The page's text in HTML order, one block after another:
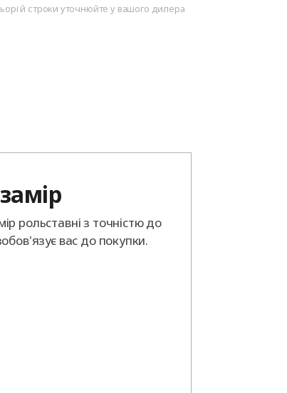
й строки уточнюйте у вашого дилера
рольставні з точністю до
вас до покупки.